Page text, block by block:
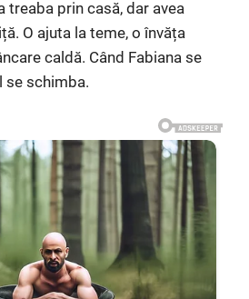
treaba prin casă, dar avea
O ajuta la teme, o învăța
caldă. Când Fabiana se
se schimba.